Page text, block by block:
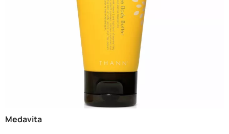
Medavita